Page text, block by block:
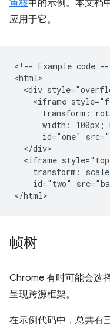
审核中的示例。本文档
应用于它。
<!-- Example code --
<html>
<div
<iframe
transform:
width: 100px;
id="one"
  </div>
<iframe
transform:
id="two"
帧树
Chrome 有时可能会选
呈现跨源框架。
在示例代码中，总共有